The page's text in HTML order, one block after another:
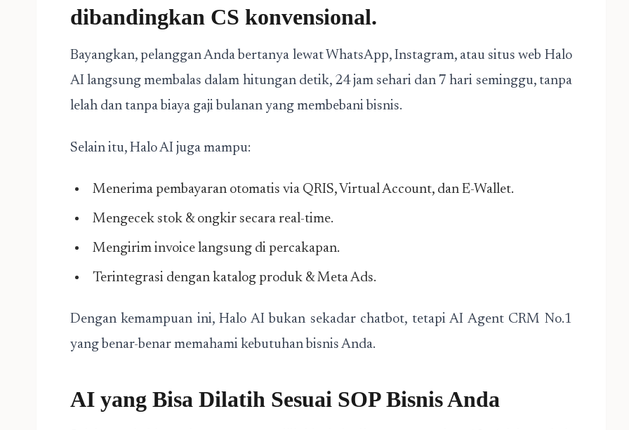
dibandingkan CS konvensional.
Bayangkan, pelanggan Anda bertanya lewat WhatsApp, Instagram, atau situs web Halo
AI langsung membalas dalam hitungan detik, 24 jam sehari dan 7 hari seminggu, tanpa
lelah dan tanpa biaya gaji bulanan yang membebani bisnis.
Selain itu, Halo AI juga mampu:
Menerima pembayaran otomatis via QRIS, Virtual Account, dan E-Wallet.
Mengecek stok & ongkir secara real-time.
Mengirim invoice langsung di percakapan.
Terintegrasi dengan katalog produk & Meta Ads.
Dengan kemampuan ini, Halo AI bukan sekadar chatbot, tetapi AI Agent CRM No.1
yang benar-benar memahami kebutuhan bisnis Anda.
AI yang Bisa Dilatih Sesuai SOP Bisnis Anda